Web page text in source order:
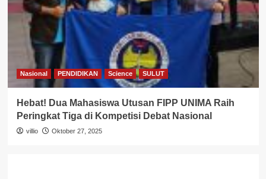
Nasional PENDIDIKAN Science SULUT
Hebat! Dua Mahasiswa Utusan FIPP UNIMA Raih
Peringkat Tiga di Kompetisi Debat Nasional
villio Oktober 27, 2025